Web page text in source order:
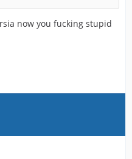
now you fucking stupid